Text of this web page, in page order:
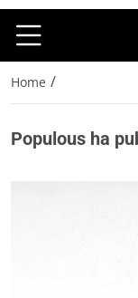
Home /
Populous ha